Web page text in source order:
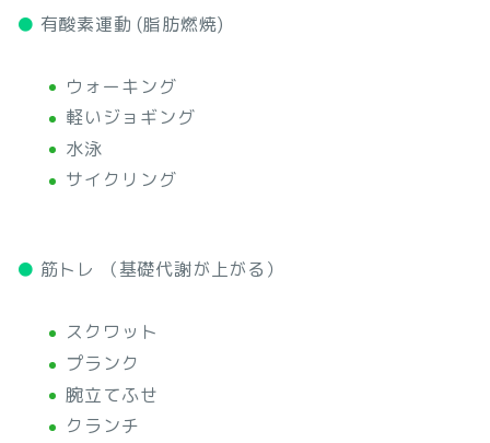
● 有酸素運動 (脂肪燃焼)
ウォーキング
軽いジョギング
水泳
サイクリング
● 筋トレ （基礎代謝が上がる）
スクワット
プランク
腕立てふせ
クランチ